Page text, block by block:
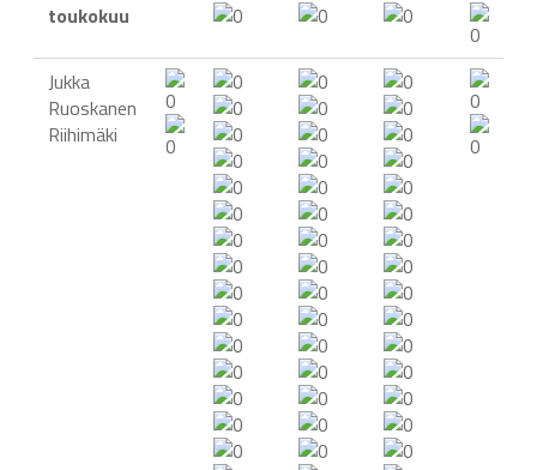
toukokuu
Jukka
Ruoskanen
Riihimäki